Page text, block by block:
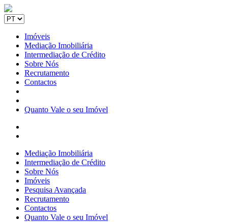
Imóveis
Mediação Imobiliária
Intermediação de Crédito
Sobre Nós
Recrutamento
Contactos
Quanto Vale o seu Imóvel
Mediação Imobiliária
Intermediação de Crédito
Sobre Nós
Imóveis
Pesquisa Avançada
Recrutamento
Contactos
Quanto Vale o seu Imóvel